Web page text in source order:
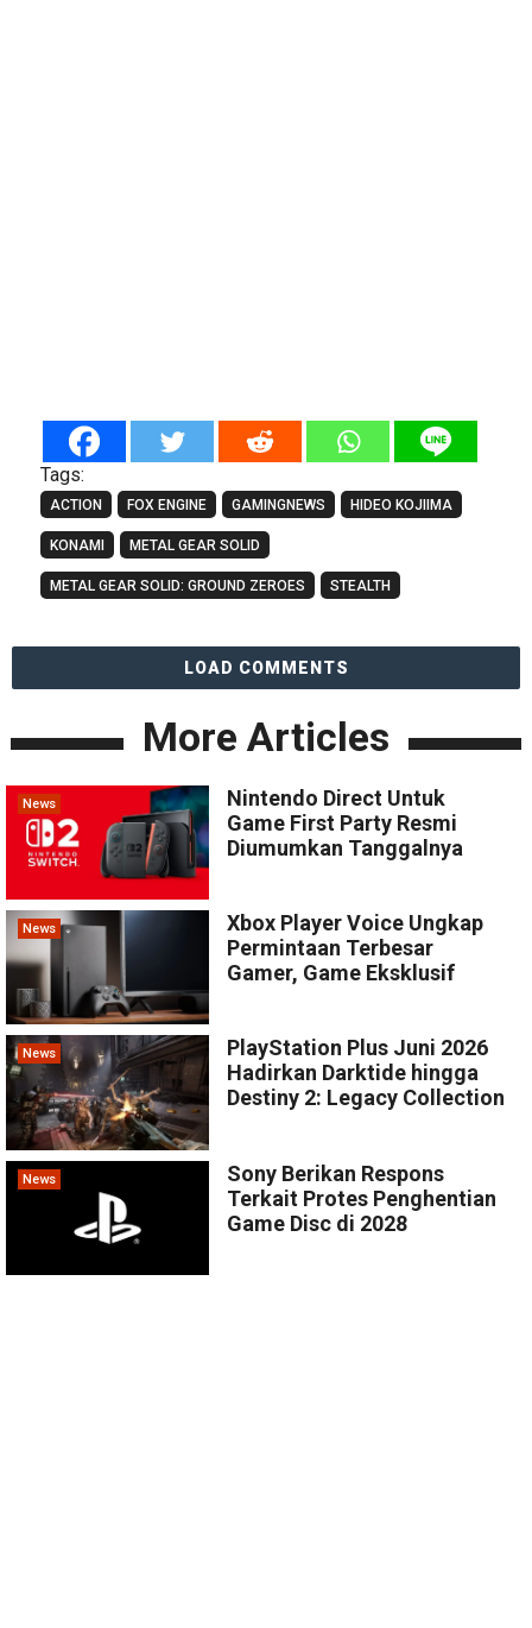
Tags:
ACTION FOX ENGINE GAMINGNEWS HIDEO KOJIIMA
KONAMI METAL GEAR SOLID
METAL GEAR SOLID: GROUND ZEROES STEALTH
LOAD COMMENTS
More Articles
News
Nintendo Direct Untuk
Game First Party Resmi
Diumumkan Tanggalnya
News
Xbox Player Voice Ungkap
Permintaan Terbesar
Gamer, Game Eksklusif
News
PlayStation Plus Juni 2026
Hadirkan Darktide hingga
Destiny 2: Legacy Collection
News
Sony Berikan Respons
Terkait Protes Penghentian
Game Disc di 2028